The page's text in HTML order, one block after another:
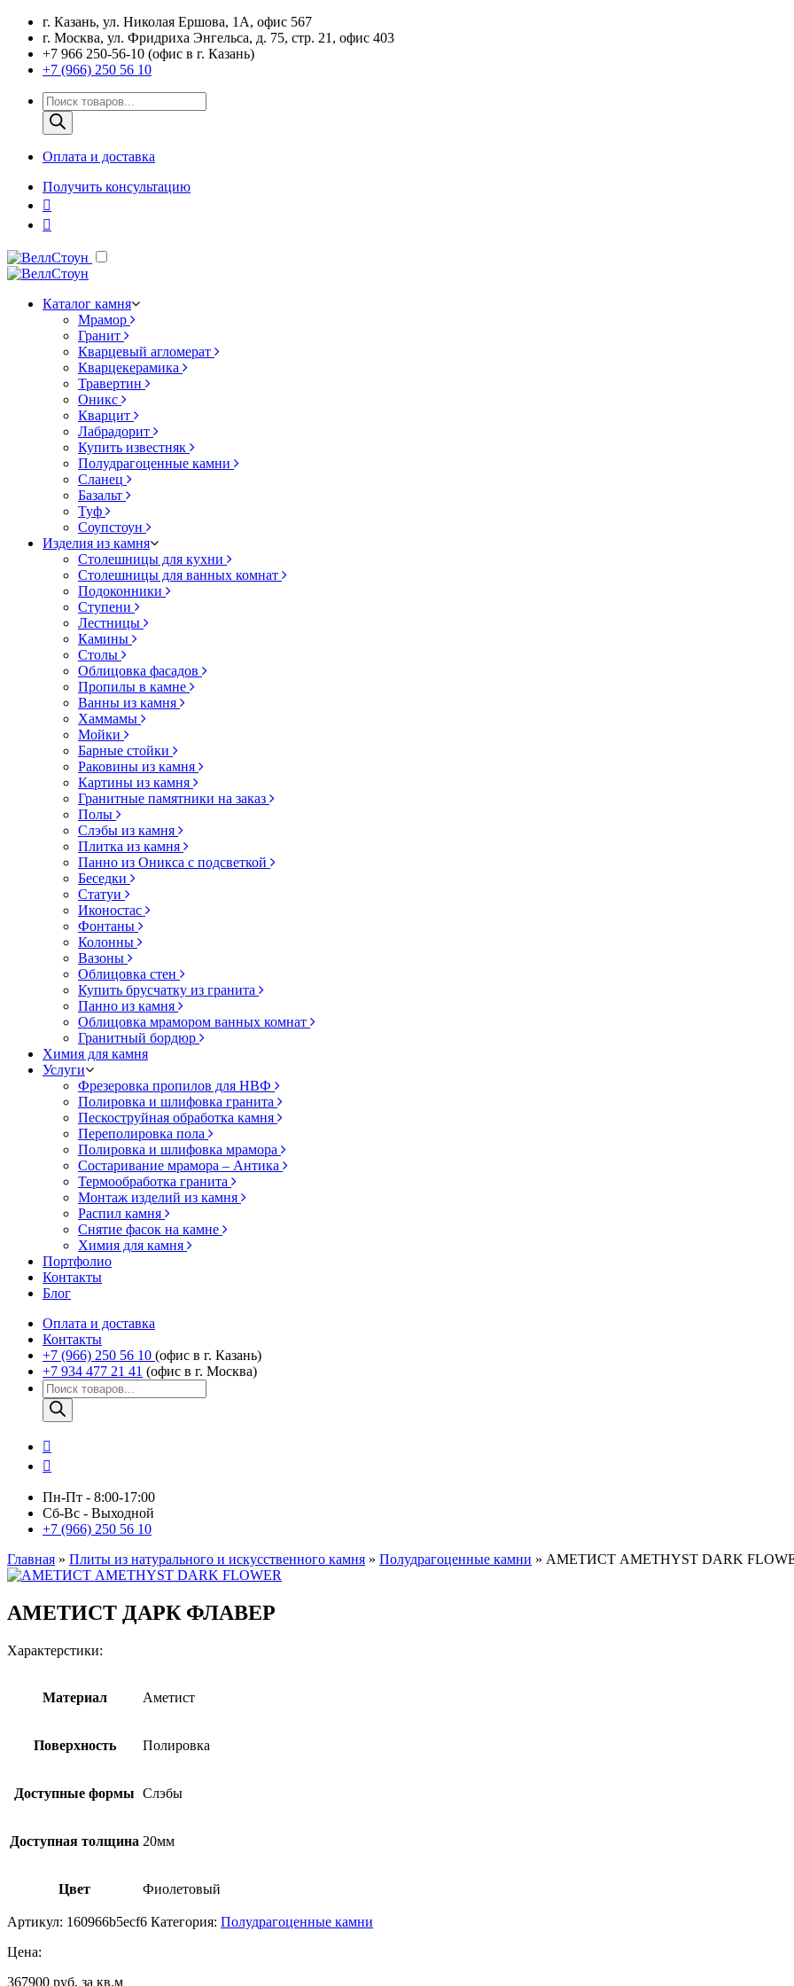
г. Казань, ул. Николая Ершова, 1А, офис 567
г. Москва, ул. Фридриха Энгельса, д. 75, стр. 21, офис 403
+7 966 250-56-10 (офис в г. Казань)
+7 (966) 250 56 10
Поиск
товаров
Оплата и доставка
Получить консультацию
Каталог камня
Мрамор
Гранит
Кварцевый агломерат
Кварцекерамика
Травертин
Оникс
Кварцит
Лабрадорит
Купить известняк
Полудрагоценные камни
Сланец
Базальт
Туф
Соупстоун
Изделия из камня
Столешницы для кухни
Столешницы для ванных комнат
Подоконники
Ступени
Лестницы
Камины
Столы
Облицовка фасадов
Пропилы в камне
Ванны из камня
Хаммамы
Мойки
Барные стойки
Раковины из камня
Картины из камня
Гранитные памятники на заказ
Полы
Слэбы из камня
Плитка из камня
Панно из Оникса с подсветкой
Беседки
Статуи
Иконостас
Фонтаны
Колонны
Вазоны
Облицовка стен
Купить брусчатку из гранита
Панно из камня
Облицовка мрамором ванных комнат
Гранитный бордюр
Химия для камня
Услуги
Фрезеровка пропилов для НВФ
Полировка и шлифовка гранита
Пескоструйная обработка камня
Переполировка пола
Полировка и шлифовка мрамора
Состаривание мрамора – Антика
Термообработка гранита
Монтаж изделий из камня
Распил камня
Снятие фасок на камне
Химия для камня
Портфолио
Контакты
Блог
Оплата и доставка
Контакты
+7 (966) 250 56 10 (офис в г. Казань)
+7 934 477 21 41 (офис в г. Москва)
Поиск
товаров
Пн-Пт - 8:00-17:00
Сб-Вс - Выходной
+7 (966) 250 56 10
Главная » Плиты из натурального и искусственного камня » Полудрагоценные камни » АМЕТИСТ AMETHYST DARK
АМЕТИСТ ДАРК ФЛАВЕР
Характерстики:
Материал Аметист
Поверхность Полировка
Доступные формы Слэбы
Доступная толщина 20мм
Цвет Фиолетовый
Артикул: 160966b5ecf6 Категория: Полудрагоценные камни
Цена:
367900 руб. за кв.м